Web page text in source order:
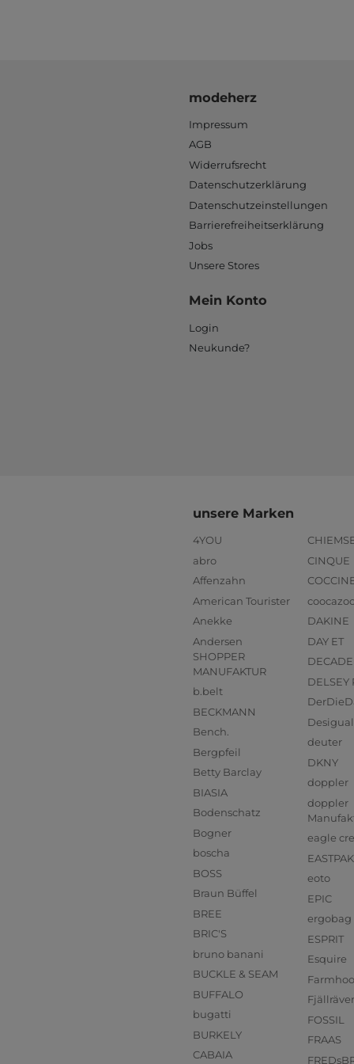
modeherz
Impressum
AGB
Widerrufsrecht
Datenschutzerklärung
Datenschutzeinstellungen
Barrierefreiheitserklärung
Jobs
Unsere Stores
Mein Konto
Login
Neukunde?
unsere Marken
4YOU
abro
Affenzahn
American Tourister
Anekke
Andersen
SHOPPER
MANUFAKTUR
b.belt
BECKMANN
Bench.
Bergpfeil
Betty Barclay
BIASIA
Bodenschatz
Bogner
boscha
BOSS
Braun Büffel
BREE
BRIC'S
bruno banani
BUCKLE & SEAM
BUFFALO
bugatti
BURKELY
CABAIA
CINQUE
DAKINE
DAY ET
DELSEY
Desigual
deuter
DKNY
doppler
doppler
eagle
EASTPAK
eoto
EPIC
ergobag
ESPRIT
Esquire
FOSSIL
FRAAS